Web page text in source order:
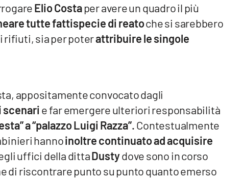
Elio Costaper avere un quadro il più
tutte fattispecie di reatoche si sarebbero
rifiuti, sia per poterattribuire le singole
appositamente convocato dagli
scenarie far emergere ulteriori responsabilità
a “palazzo Luigi Razza”.Contestualmente
hannoinoltre continuato ad acquisire
uffici della dittaDustydove sono in corso
di riscontrare punto su punto quanto emerso